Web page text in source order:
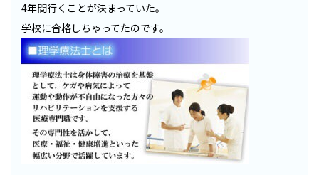
4年間行くことが決まっていた。
学校に合格しちゃってたのです。